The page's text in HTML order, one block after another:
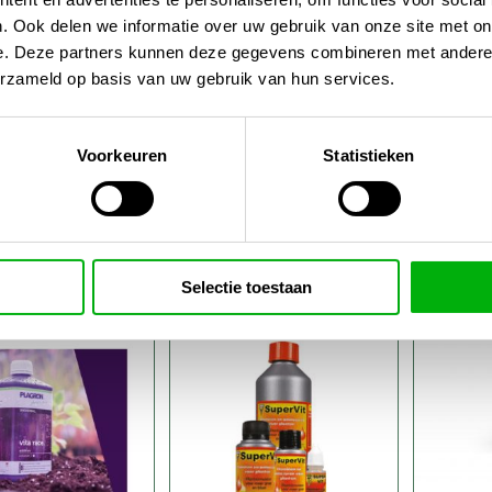
Ook delen we informatie over uw gebruik van onze site met
Deze partners kunnen deze gegevens combineren met
op basis van uw gebruik van hun services.
Voorkeuren Statistieken
Selectie toestaan
optie
kan
gekozen
worden
op
de
optie
kan
gekozen
de
productpagina
Rokzbastic
-
Prijsklasse:
tot
€475,00
Dit
heeft
meerdere
variaties.
Deze
optie
kan
gekozen
Blossom Builder
€4,95-
€122,00Prijsklasse:
€4,95
tot
€122,00
Dit
heeft
meerdere
gekozen
€
€